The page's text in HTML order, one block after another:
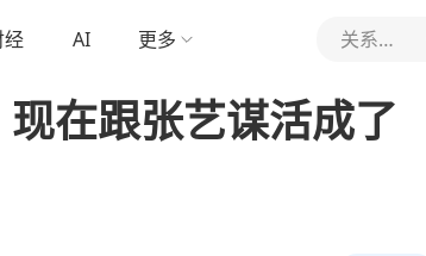
经 AI 更多 关系维修站
在跟张艺谋活成了